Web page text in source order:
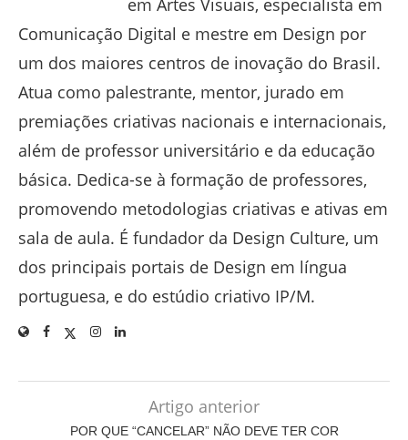
em Artes Visuais, especialista em
Comunicação Digital e mestre em Design por
um dos maiores centros de inovação do Brasil.
Atua como palestrante, mentor, jurado em
premiações criativas nacionais e internacionais,
além de professor universitário e da educação
básica. Dedica-se à formação de professores,
promovendo metodologias criativas e ativas em
sala de aula. É fundador da Design Culture, um
dos principais portais de Design em língua
portuguesa, e do estúdio criativo IP/M.
Artigo anterior
POR QUE “CANCELAR” NÃO DEVE TER COR